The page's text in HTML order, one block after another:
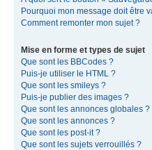
Pourquoi mon message doit être
Comment remonter mon sujet ?
Mise en forme et types de sujet
Que sont les BBCodes ?
Puis-je utiliser le HTML ?
Que sont les smileys ?
Puis-je publier des images ?
Que sont les annonces globales ?
Que sont les annonces ?
Que sont les post-it ?
Que sont les sujets verrouillés ?